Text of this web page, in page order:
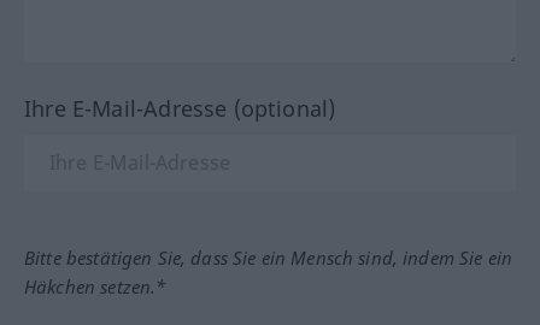
Ihre E-Mail-Adresse (optional)
Bitte bestätigen Sie, dass Sie ein Mensch sind, indem Sie ein
Häkchen setzen.*